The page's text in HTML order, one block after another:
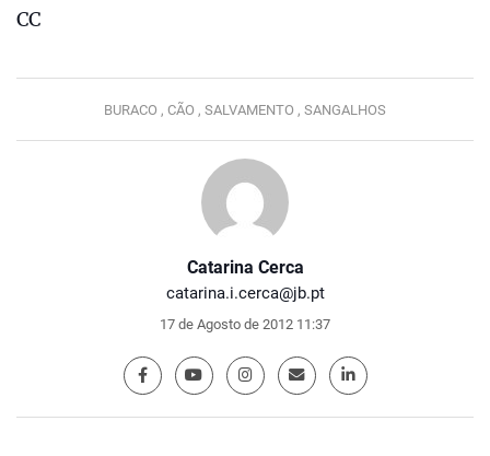
Catarina Cerca
catarina.i.cerca@jb.pt
17 de Agosto de 2012 11:37
CC
BURACO , CÃO , SALVAMENTO , SANGALHOS